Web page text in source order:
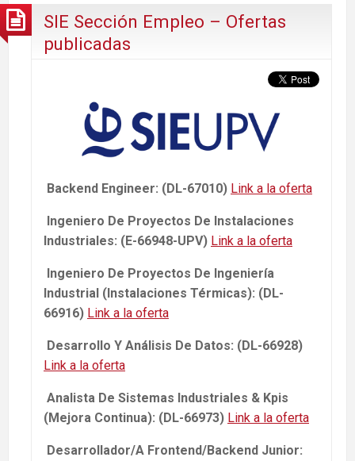
SIE Sección Empleo – Ofertas
publicadas
Backend Engineer: (DL-67010) Link a la oferta
Ingeniero De Proyectos De Instalaciones
Industriales: (E-66948-UPV) Link a la oferta
Ingeniero De Proyectos De Ingeniería
Industrial (Instalaciones Térmicas): (DL-
66916) Link a la oferta
Desarrollo Y Análisis De Datos: (DL-66928)
Link a la oferta
Analista De Sistemas Industriales & Kpis
(Mejora Continua): (DL-66973) Link a la oferta
Desarrollador/A Frontend/Backend Junior: